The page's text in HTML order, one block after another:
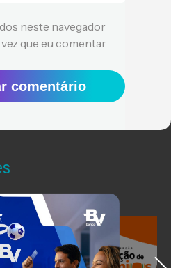
neste navegador
que eu comentar.
comentário